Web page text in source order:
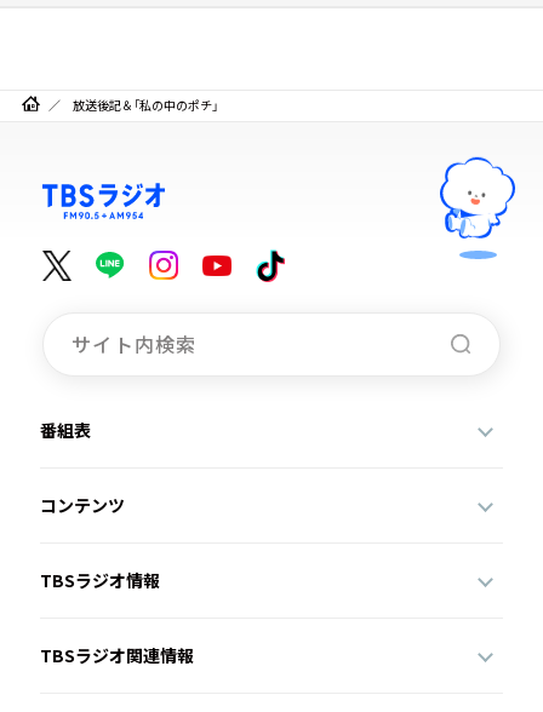
放送後記＆「私の中のポチ」
番組表
コンテンツ
TBSラジオ情報
TBSラジオ関連情報